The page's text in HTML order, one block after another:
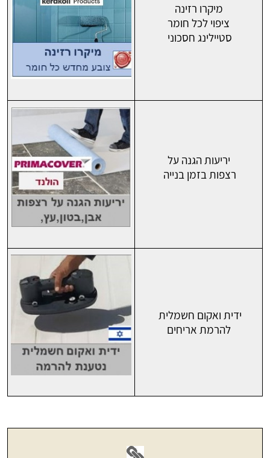
מיקרו רזינה
ציפוי לכל חומר
סטיילינג חסכוני
יריעות הגנה על
רצפות בזמן בנייה
ידית ואקום חשמלית
להרמת אריחים